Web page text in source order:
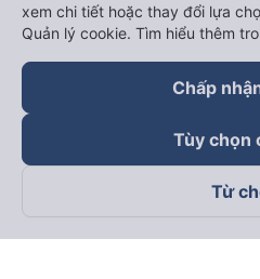
Theo dõi chúng tôi trên
xem chi tiết hoặc thay đổi lựa
Quản lý cookie. Tìm hiểu thêm
Chấp
Tùy chọn
Từ